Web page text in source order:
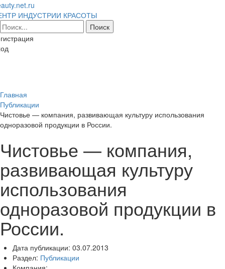
ИНДУСТРИИ КРАСОТЫ
Главная
Публикации
Чистовье — компания, развивающая культуру использования
одноразовой продукции в России.
Чистовье — компания,
развивающая культуру
использования
одноразовой продукции в
России.
Дата публикации: 03.07.2013
Раздел: Публикации